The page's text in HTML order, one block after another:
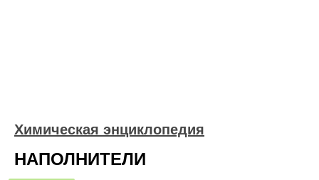
Химическая энциклопедия
НАПОЛНИТЕЛИ